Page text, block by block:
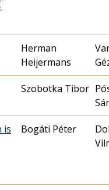
Herman
Heijermans
Szobotka Tibor
is
Bogáti Péter